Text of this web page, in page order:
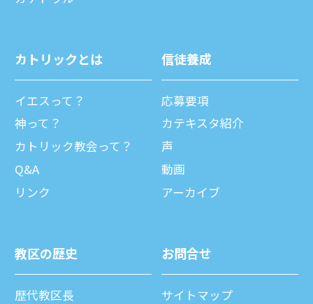
カトリックとは
イエスって？
神って？
カトリック教会って？
Q&A
リンク
信徒養成
応募要項
カテキスタ紹介
声
動画
アーカイブ
教区の歴史
歴代教区⻑
お問合せ
サイトマップ